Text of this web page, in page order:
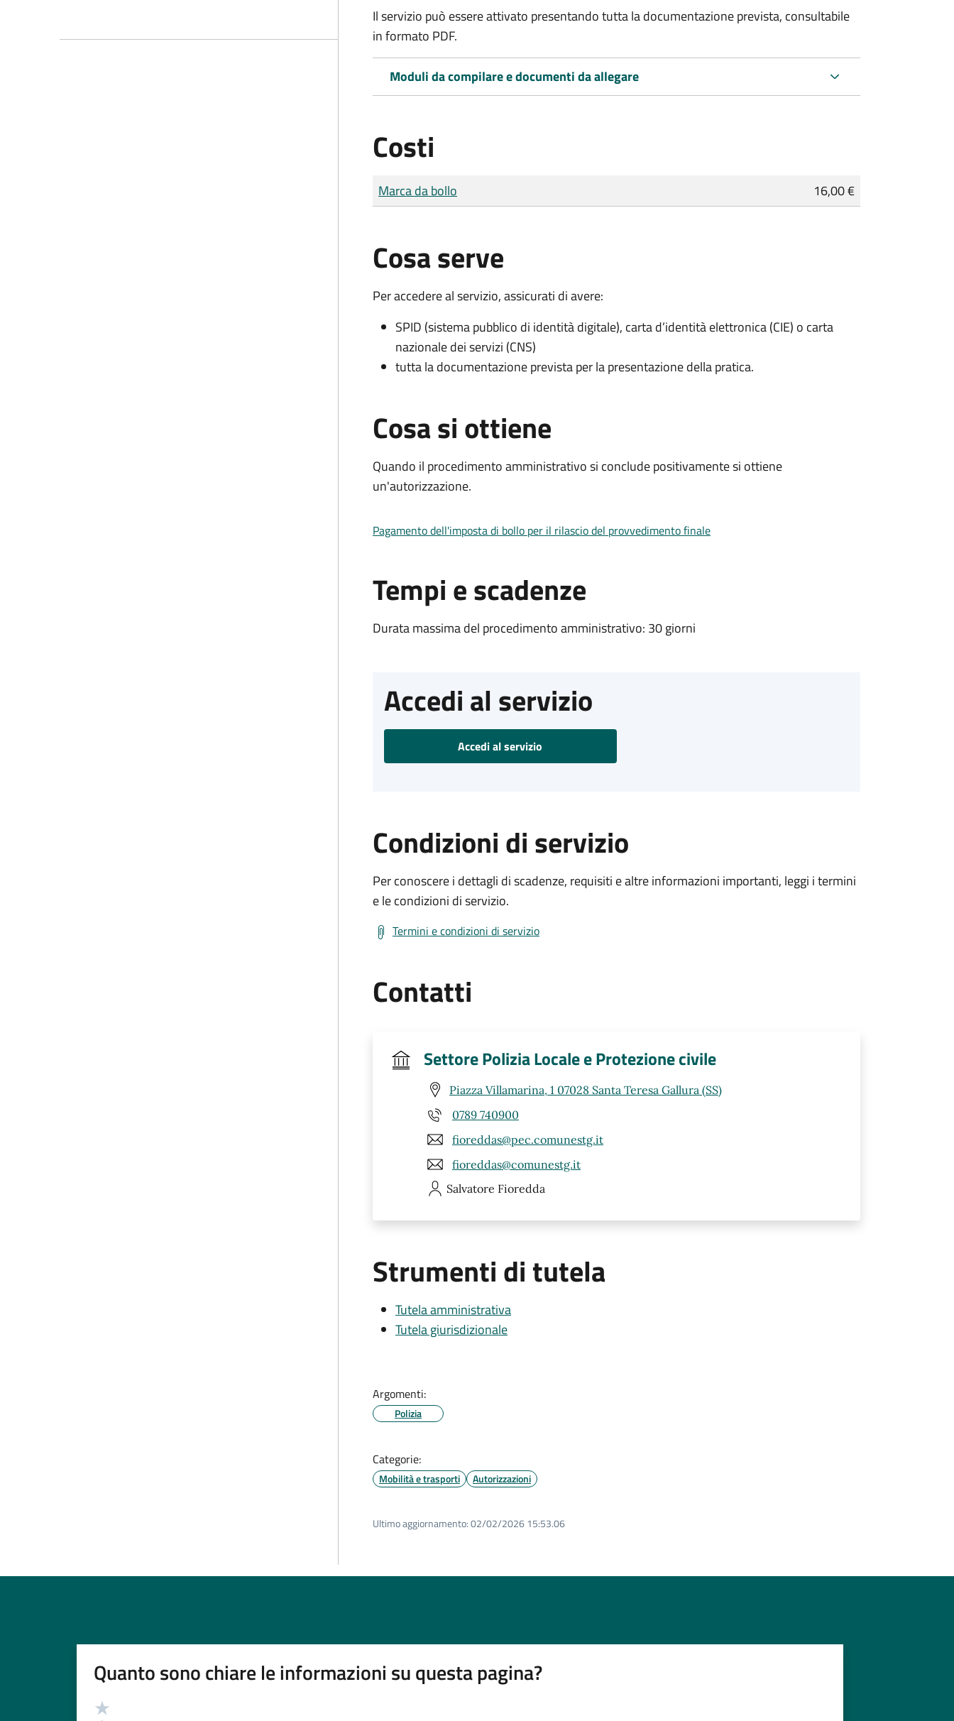
Il servizio può essere attivato presentando tutta la documentazione prevista, consultabile
in formato PDF.
Moduli da compilare e documenti da allegare
Costi
Tipo di pagamento
Importo
Marca da bollo 16,00 €
Cosa serve
Per accedere al servizio, assicurati di avere:
SPID (sistema pubblico di identità digitale), carta d’identità elettronica (CIE) o carta
nazionale dei servizi (CNS)
tutta la documentazione prevista per la presentazione della pratica.
Cosa si ottiene
Quando il procedimento amministrativo si conclude positivamente si ottiene
un'autorizzazione.
Pagamento dell'imposta di bollo per il rilascio del provvedimento finale
Tempi e scadenze
Durata massima del procedimento amministrativo: 30 giorni
Accedi al servizio
Accedi al servizio
Condizioni di servizio
Per conoscere i dettagli di scadenze, requisiti e altre informazioni importanti, leggi i termini
e le condizioni di servizio.
Termini e condizioni di servizio
Contatti
Settore Polizia Locale e Protezione civile
Piazza Villamarina, 1 07028 Santa Teresa Gallura (SS)
0789 740900
fioreddas@pec.comunestg.it
fioreddas@comunestg.it
Salvatore Fioredda
Strumenti di tutela
Tutela amministrativa
Tutela giurisdizionale
Argomenti:
Polizia
Categorie:
Mobilità e trasporti Autorizzazioni
Ultimo aggiornamento:02/02/2026 15:53.06
Quanto sono chiare le informazioni su questa pagina?
Valutazione